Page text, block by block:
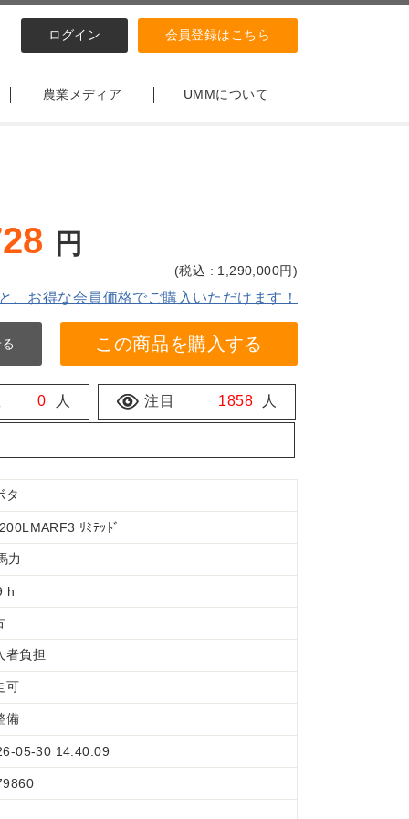
ログイン 会員登録はこちら
農業メディア UMMについて
円
(税込 : 1,290,000円)
、お得な会員価格でご購入いただけます！
この商品を購入する
0 人 注目 1858 人
タ
ﾘﾐﾃｯﾄﾞ
力
h
者負担
可
備
05-30 14:40:09